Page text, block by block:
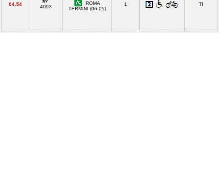
04.54 4093
ROMA
TERMINI (06.05)
1 TI